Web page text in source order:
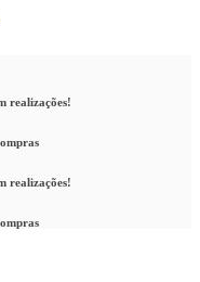
realizações!
realizações!